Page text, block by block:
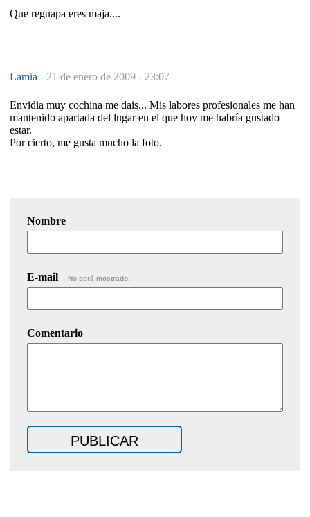
Que reguapa eres maja....
Lamia - 21 de enero de 2009 - 23:07
Envidia muy cochina me dais... Mis labores profesionales me han
mantenido apartada del lugar en el que hoy me habría gustado
estar.
Por cierto, me gusta mucho la foto.
Nombre
E-mail No será mostrado.
Comentario